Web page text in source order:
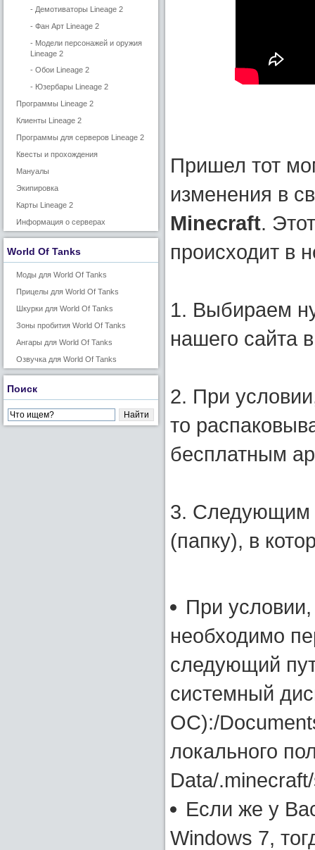
- Демотиваторы Lineage 2
- Фан Арт Lineage 2
- Модели персонажей и оружия
Lineage 2
- Обои Lineage 2
- Юзербары Lineage 2
Программы Lineage 2
Клиенты Lineage 2
Программы для серверов Lineage 2
Квесты и прохождения
Мануалы
Экипировка
Карты Lineage 2
Информация о серверах
World Of Tanks
Моды для World Of Tanks
Прицелы для World Of Tanks
Шкурки для World Of Tanks
Зоны пробития World Of Tanks
Ангары для World Of Tanks
Озвучка для World Of Tanks
Поиск
Пришел тот
изменения в
Minecraft.
происходит в
1. Выбираем
нашего сайта
2. При
то
бесплатным
3. Следующим
(папку), в
При
необходимо
следующий
системный
ОС):/
локального
Data/
Если же у
Windows 7,